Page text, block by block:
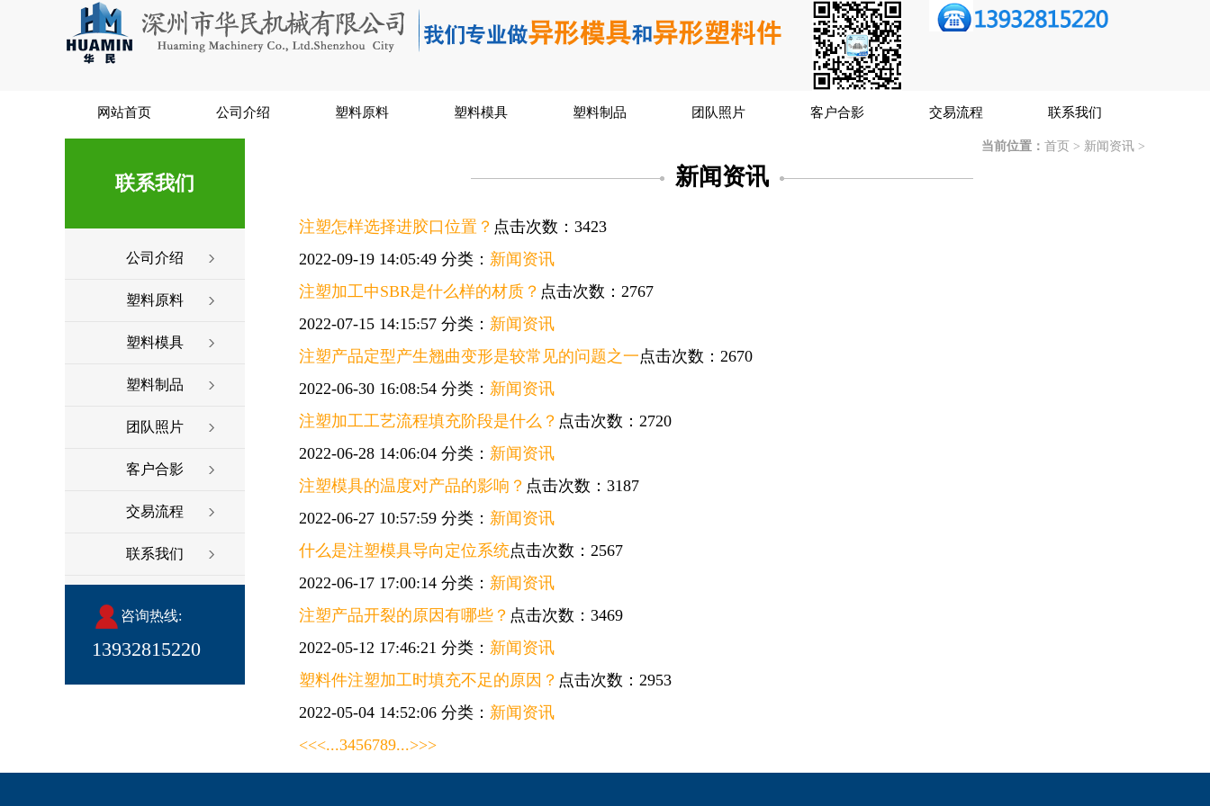
网站首页 公司介绍 塑料原料 塑料模具 塑料制品 团队照片 客户合影 交易流程 联系我们
联系我们
公司介绍
塑料原料
塑料模具
塑料制品
团队照片
客户合影
交易流程
联系我们
咨询热线:
13932815220
当前位置： 首页 > 新闻资讯 >
新闻资讯
注塑怎样选择进胶口位置？ 点击次数：3423
2022-09-19 14:05:49 分类： 新闻资讯
注塑加工中SBR是什么样的材质？ 点击次数：2767
2022-07-15 14:15:57 分类： 新闻资讯
注塑产品定型产生翘曲变形是较常见的问题之一点击次数：2670
2022-06-30 16:08:54 分类： 新闻资讯
注塑加工工艺流程填充阶段是什么？ 点击次数：2720
2022-06-28 14:06:04 分类： 新闻资讯
注塑模具的温度对产品的影响？ 点击次数：3187
2022-06-27 10:57:59 分类： 新闻资讯
什么是注塑模具导向定位系统点击次数：2567
2022-06-17 17:00:14 分类： 新闻资讯
注塑产品开裂的原因有哪些？ 点击次数：3469
2022-05-12 17:46:21 分类： 新闻资讯
塑料件注塑加工时填充不足的原因？ 点击次数：2953
2022-05-04 14:52:06 分类： 新闻资讯
<<<...3456789...>>>